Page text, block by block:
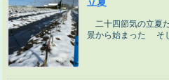
二十四節気の立夏
景から始まった そ